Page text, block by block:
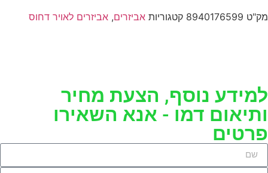
מק"ט 8940176599 קטגוריות אביזרים, אביזרים לאויר דחוס
למידע נוסף, הצעת מחיר
ותיאום דמו - אנא השאירו
פרטים